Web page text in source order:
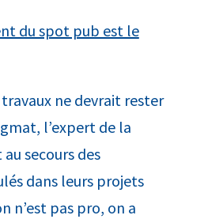
du spot pub est le
ne devrait rester
l’expert de la
secours des
dans leurs projets
n’est pas pro, on a